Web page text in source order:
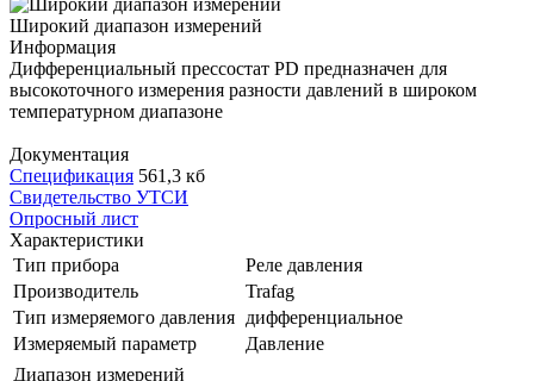
Широкий диапазон измерений
Информация
Дифференциальный прессостат PD предназначен для
высокоточного измерения разности давлений в широком
температурном диапазоне
Документация
Спецификация 561,3 кб
Свидетельство УТСИ
Опросный лист
Характеристики
Тип прибора
Реле давления
Производитель
Trafag
Тип измеряемого давления дифференциальное
Измеряемый параметр
Давление
Диапазон измерений